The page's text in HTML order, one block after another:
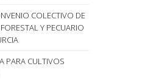
COLECTIVO DE
Y PECUARIO
PARA CULTIVOS